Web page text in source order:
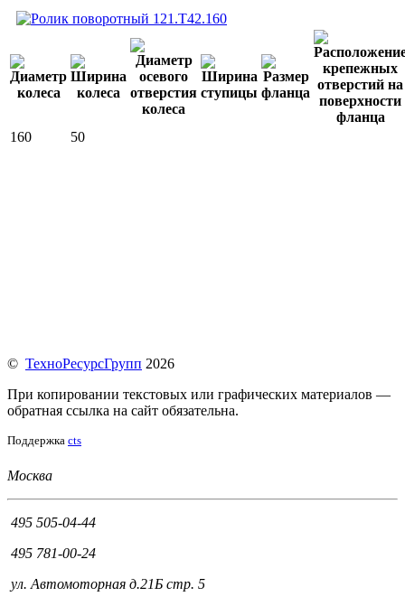
160 50
© ТехноРесурсГрупп 2026
При копировании текстовых или графических материалов —
обратная ссылка на сайт обязательна.
Поддержка cts
Москва
495 505-04-44
495 781-00-24
ул. Автомоторная д.21Б стр. 5